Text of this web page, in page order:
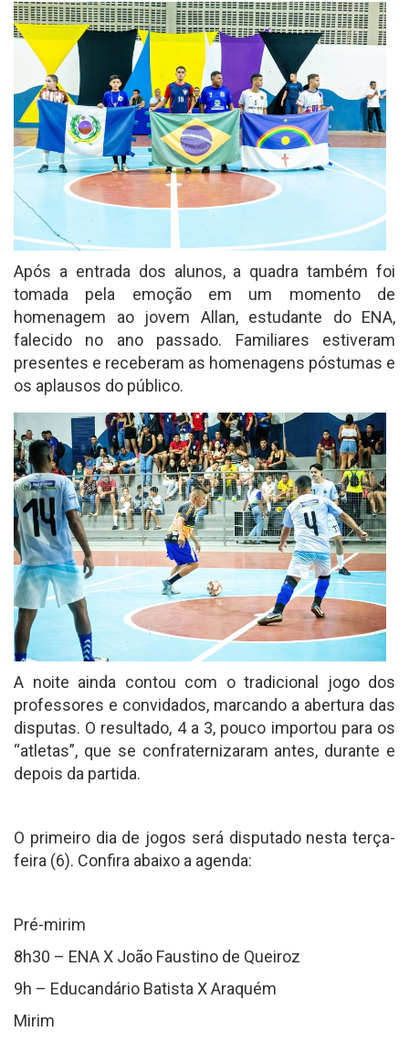
Após a entrada dos alunos, a quadra também foi
tomada pela emoção em um momento de
homenagem ao jovem Allan, estudante do ENA,
falecido no ano passado. Familiares estiveram
presentes e receberam as homenagens póstumas e
os aplausos do público.
A noite ainda contou com o tradicional jogo dos
professores e convidados, marcando a abertura das
disputas. O resultado, 4 a 3, pouco importou para os
“atletas”, que se confraternizaram antes, durante e
depois da partida.
O primeiro dia de jogos será disputado nesta terça-
feira (6). Confira abaixo a agenda:
Pré-mirim
8h30 – ENA X João Faustino de Queiroz
9h – Educandário Batista X Araquém
Mirim